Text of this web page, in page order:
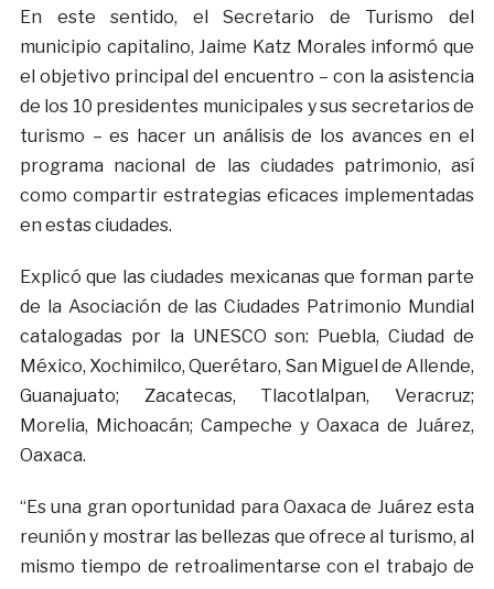
En este sentido, el Secretario de Turismo del
municipio capitalino, Jaime Katz Morales informó que
el objetivo principal del encuentro – con la asistencia
de los 10 presidentes municipales y sus secretarios de
turismo – es hacer un análisis de los avances en el
programa nacional de las ciudades patrimonio, así
como compartir estrategias eficaces implementadas
en estas ciudades.
Explicó que las ciudades mexicanas que forman parte
de la Asociación de las Ciudades Patrimonio Mundial
catalogadas por la UNESCO son: Puebla, Ciudad de
México, Xochimilco, Querétaro, San Miguel de Allende,
Guanajuato; Zacatecas, Tlacotlalpan, Veracruz;
Morelia, Michoacán; Campeche y Oaxaca de Juárez,
Oaxaca.
“Es una gran oportunidad para Oaxaca de Juárez esta
reunión y mostrar las bellezas que ofrece al turismo, al
mismo tiempo de retroalimentarse con el trabajo de